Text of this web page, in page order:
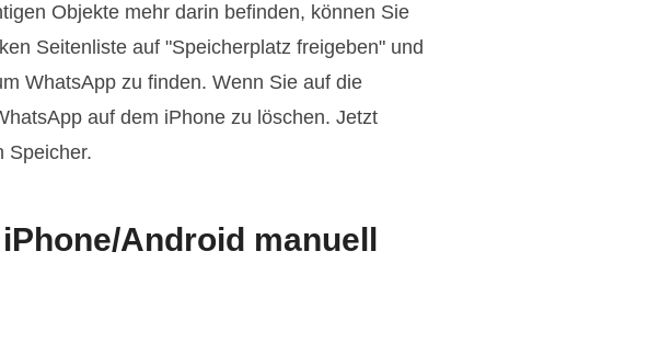
Objekte mehr darin befinden, können Sie
Seitenliste auf "Speicherplatz freigeben" und
WhatsApp zu finden. Wenn Sie auf die
auf dem iPhone zu löschen. Jetzt
Speicher.
Android manuell